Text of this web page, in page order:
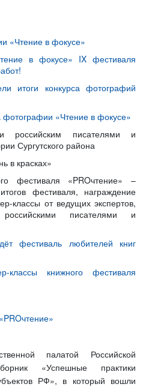
«Чтение в фокусе»
в фокусе» IX фестиваля
итоги конкурса фотографий
фотографии «Чтение в фокусе»
российским писателями и
Сургутского района
в красках»
фестиваля «PROчтение» –
фестиваля, награждение
классы от ведущих экспертов,
писателями и
фестиваль любителей книг
классы книжного фестиваля
палатой Российской
«Успешные практики
РФ», в который вошли